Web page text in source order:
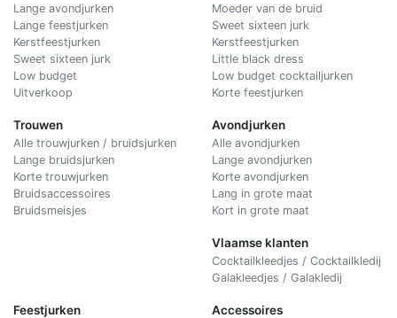
Lange avondjurken
Lange feestjurken
Kerstfeestjurken
Sweet sixteen jurk
Low budget
Uitverkoop
Trouwen
Alle trouwjurken / bruidsjurken
Lange bruidsjurken
Korte trouwjurken
Bruidsaccessoires
Bruidsmeisjes
Moeder van de bruid
Sweet sixteen jurk
Kerstfeestjurken
Little black dress
Low budget cocktailjurken
Korte feestjurken
Avondjurken
Alle avondjurken
Lange avondjurken
Korte avondjurken
Lang in grote maat
Kort in grote maat
Vlaamse klanten
Cocktailkleedjes / Cocktailkledij
Galakleedjes / Galakledij
Feestjurken Accessoires